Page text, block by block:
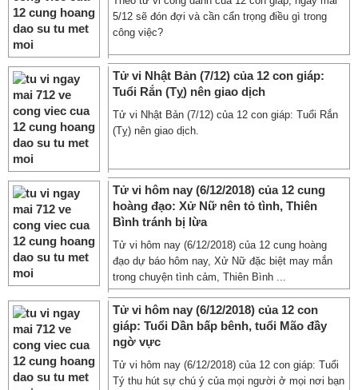
5/12 sẽ đón đợi và cần cẩn trọng điều gì trong
công việc?
Tử vi Nhật Bản (7/12) của 12 con giáp:
Tuổi Rắn (Tỵ) nên giao dịch
Tử vi Nhật Bản (7/12) của 12 con giáp: Tuổi Rắn
(Tỵ) nên giao dịch.
Tử vi hôm nay (6/12/2018) của 12 cung
hoàng đạo: Xử Nữ nên tỏ tình, Thiên
Bình tránh bị lừa
Tử vi hôm nay (6/12/2018) của 12 cung hoàng
đạo dự báo hôm nay, Xử Nữ đặc biệt may mắn
trong chuyện tình cảm, Thiên Bình ...
Tử vi hôm nay (6/12/2018) của 12 con
giáp: Tuổi Dần bấp bênh, tuổi Mão đầy
ngờ vực
Tử vi hôm nay (6/12/2018) của 12 con giáp: Tuổi
Tý thu hút sự chú ý của mọi người ở mọi nơi bạn